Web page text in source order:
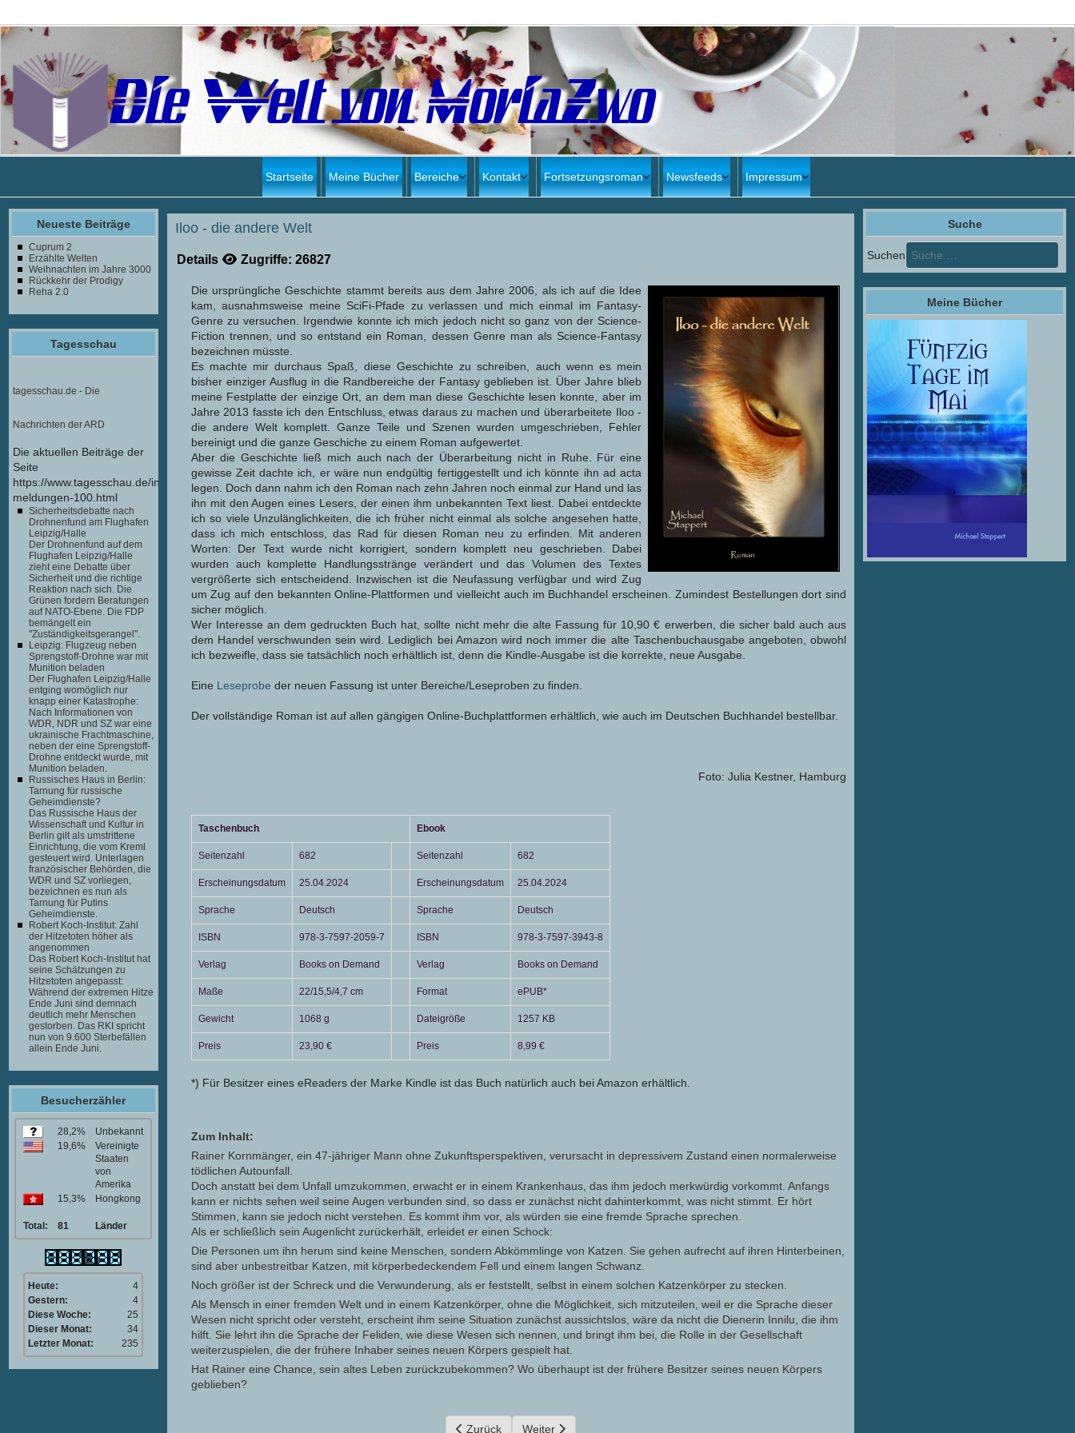
Die Welt von MoriaZwo
Startseite Meine Bücher Bereiche Kontakt Fortsetzungsroman Newsfeeds Impressum
Neueste Beiträge
Cuprum 2
Erzählte Welten
Weihnachten im Jahre 3000
Rückkehr der Prodigy
Reha 2.0
Tagesschau
tagesschau.de - Die
Nachrichten der ARD
Die aktuellen Beiträge der
Seite
https://www.tagesschau.de/infoservices/alle-
meldungen-100.html
Sicherheitsdebatte nach
Drohnenfund am Flughafen
Leipzig/Halle
Der Drohnenfund auf dem
Flughafen Leipzig/Halle
zieht eine Debatte über
Sicherheit und die richtige
Reaktion nach sich. Die
Grünen fordern Beratungen
auf NATO-Ebene. Die FDP
bemängelt ein
"Zuständigkeitsgerangel".
Leipzig: Flugzeug neben
Sprengstoff-Drohne war mit
Munition beladen
Der Flughafen Leipzig/Halle
entging womöglich nur
knapp einer Katastrophe:
Nach Informationen von
WDR, NDR und SZ war eine
ukrainische Frachtmaschine,
neben der eine Sprengstoff-
Drohne entdeckt wurde, mit
Munition beladen.
Russisches Haus in Berlin:
Tarnung für russische
Geheimdienste?
Das Russische Haus der
Wissenschaft und Kultur in
Berlin gilt als umstrittene
Einrichtung, die vom Kreml
gesteuert wird. Unterlagen
französischer Behörden, die
WDR und SZ vorliegen,
bezeichnen es nun als
Tarnung für Putins
Geheimdienste.
Robert Koch-Institut: Zahl
der Hitzetoten höher als
angenommen
Das Robert Koch-Institut hat
seine Schätzungen zu
Hitzetoten angepasst:
Während der extremen Hitze
Ende Juni sind demnach
deutlich mehr Menschen
gestorben. Das RKI spricht
nun von 9.600 Sterbefällen
allein Ende Juni.
Besucherzähler
28,2%
Unbekannt
19,6%
Vereinigte
Staaten
von
Amerika
15,3%
Hongkong
Total: 81 Länder
Heute:
4
Gestern:
4
Diese Woche:
25
Dieser Monat:
34
Letzter Monat:
235
Iloo - die andere Welt
Details Zugriffe: 26827
Die ursprüngliche Geschichte stammt bereits aus dem Jahre 2006, als ich auf die Idee
kam, ausnahmsweise meine SciFi-Pfade zu verlassen und mich einmal im Fantasy-
Genre zu versuchen. Irgendwie konnte ich mich jedoch nicht so ganz von der Science-
Fiction trennen, und so entstand ein Roman, dessen Genre man als Science-Fantasy
bezeichnen müsste.
Es machte mir durchaus Spaß, diese Geschichte zu schreiben, auch wenn es mein
bisher einziger Ausflug in die Randbereiche der Fantasy geblieben ist. Über Jahre blieb
meine Festplatte der einzige Ort, an dem man diese Geschichte lesen konnte, aber im
Jahre 2013 fasste ich den Entschluss, etwas daraus zu machen und überarbeitete Iloo -
die andere Welt komplett. Ganze Teile und Szenen wurden umgeschrieben, Fehler
bereinigt und die ganze Geschiche zu einem Roman aufgewertet.
Aber die Geschichte ließ mich auch nach der Überarbeitung nicht in Ruhe. Für eine
gewisse Zeit dachte ich, er wäre nun endgültig fertiggestellt und ich könnte ihn ad acta
legen. Doch dann nahm ich den Roman nach zehn Jahren noch einmal zur Hand und las
ihn mit den Augen eines Lesers, der einen ihm unbekannten Text liest. Dabei entdeckte
ich so viele Unzulänglichkeiten, die ich früher nicht einmal als solche angesehen hatte,
dass ich mich entschloss, das Rad für diesen Roman neu zu erfinden. Mit anderen
Worten: Der Text wurde nicht korrigiert, sondern komplett neu geschrieben. Dabei
wurden auch komplette Handlungsstränge verändert und das Volumen des Textes
vergrößerte sich entscheidend. Inzwischen ist die Neufassung verfügbar und wird Zug
um Zug auf den bekannten Online-Plattformen und vielleicht auch im Buchhandel erscheinen. Zumindest Bestellungen dort sind
sicher möglich.
Wer Interesse an dem gedruckten Buch hat, sollte nicht mehr die alte Fassung für 10,90 € erwerben, die sicher bald auch aus
dem Handel verschwunden sein wird. Lediglich bei Amazon wird noch immer die alte Taschenbuchausgabe angeboten, obwohl
ich bezweifle, dass sie tatsächlich noch erhältlich ist, denn die Kindle-Ausgabe ist die korrekte, neue Ausgabe.
Eine Leseprobe der neuen Fassung ist unter Bereiche/Leseproben zu finden.
Der vollständige Roman ist auf allen gängigen Online-Buchplattformen erhältlich, wie auch im Deutschen Buchhandel bestellbar.
Foto: Julia Kestner, Hamburg
Taschenbuch Ebook
Seitenzahl 682 Seitenzahl 682
Erscheinungsdatum 25.04.2024 Erscheinungsdatum 25.04.2024
Sprache Deutsch Sprache Deutsch
ISBN 978-3-7597-2059-7 ISBN 978-3-7597-3943-8
Verlag Books on Demand Verlag Books on Demand
Maße 22/15,5/4,7 cm Format ePUB*
Gewicht 1068 g Dateigröße 1257 KB
Preis 23,90 € Preis 8,99 €
*) Für Besitzer eines eReaders der Marke Kindle ist das Buch natürlich auch bei Amazon erhältlich.
Zum Inhalt:
Rainer Kornmänger, ein 47-jähriger Mann ohne Zukunftsperspektiven, verursacht in depressivem Zustand einen normalerweise
tödlichen Autounfall.
Doch anstatt bei dem Unfall umzukommen, erwacht er in einem Krankenhaus, das ihm jedoch merkwürdig vorkommt. Anfangs
kann er nichts sehen weil seine Augen verbunden sind, so dass er zunächst nicht dahinterkommt, was nicht stimmt. Er hört
Stimmen, kann sie jedoch nicht verstehen. Es kommt ihm vor, als würden sie eine fremde Sprache sprechen.
Als er schließlich sein Augenlicht zurückerhält, erleidet er einen Schock:
Die Personen um ihn herum sind keine Menschen, sondern Abkömmlinge von Katzen. Sie gehen aufrecht auf ihren Hinterbeinen,
sind aber unbestreitbar Katzen, mit körperbedeckendem Fell und einem langen Schwanz.
Noch größer ist der Schreck und die Verwunderung, als er feststellt, selbst in einem solchen Katzenkörper zu stecken.
Als Mensch in einer fremden Welt und in einem Katzenkörper, ohne die Möglichkeit, sich mitzuteilen, weil er die Sprache dieser
Wesen nicht spricht oder versteht, erscheint ihm seine Situation zunächst aussichtslos, wäre da nicht die Dienerin Innilu, die ihm
hilft. Sie lehrt ihn die Sprache der Feliden, wie diese Wesen sich nennen, und bringt ihm bei, die Rolle in der Gesellschaft
weiterzuspielen, die der frühere Inhaber seines neuen Körpers gespielt hat.
Hat Rainer eine Chance, sein altes Leben zurückzubekommen? Wo überhaupt ist der frühere Besitzer seines neuen Körpers
geblieben?
Vorheriger Beitrag: Im Licht von Orion
Zurück Nächster Beitrag: Fünfzig Tage im Mai
Weiter
Suche
Suchen
Meine Bücher